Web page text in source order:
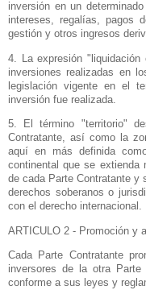
inversión en un
intereses, regalías, pagos
gestión y otros ingresos
4. La expresión
inversiones realizadas en
legislación vigente en el
inversión fue realizada.
5. El término "territorio"
Contratante, así como la
aquí en más definida
continental que se extienda
de cada Parte Contratante y
derechos soberanos o
con el derecho internacional.
ARTICULO 2 - Promoción y
Cada Parte Contratante
inversores de la otra Parte
conforme a sus leyes y